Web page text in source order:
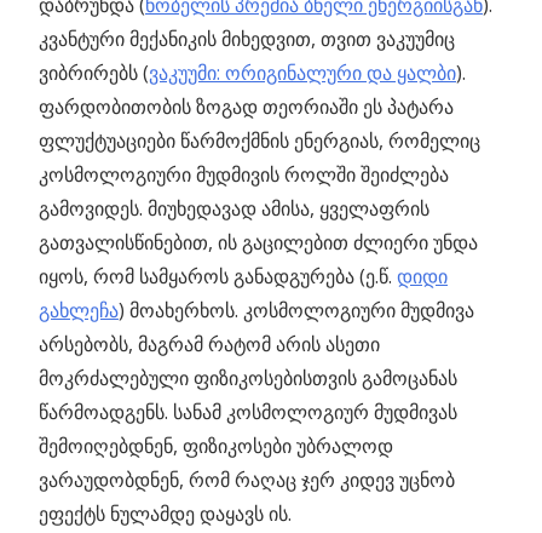
კვანტური მექანიკის მიხედვით, თვით ვაკუუმიც
ვიბრირებს (ვაკუუმი: ორიგინალური და ყალბი).
ფარდობითობის ზოგად თეორიაში ეს პატარა
ფლუქტუაციები წარმოქმნის ენერგიას, რომელიც
კოსმოლოგიური მუდმივის როლში შეიძლება
გამოვიდეს. მიუხედავად ამისა, ყველაფრის
გათვალისწინებით, ის გაცილებით ძლიერი უნდა
იყოს, რომ სამყაროს განადგურება (ე.წ. დიდი
გახლეჩა) მოახერხოს. კოსმოლოგიური მუდმივა
არსებობს, მაგრამ რატომ არის ასეთი
მოკრძალებული ფიზიკოსებისთვის გამოცანას
წარმოადგენს. სანამ კოსმოლოგიურ მუდმივას
შემოიღებდნენ, ფიზიკოსები უბრალოდ
ვარაუდობდნენ, რომ რაღაც ჯერ კიდევ უცნობ
ეფექტს ნულამდე დაყავს ის.